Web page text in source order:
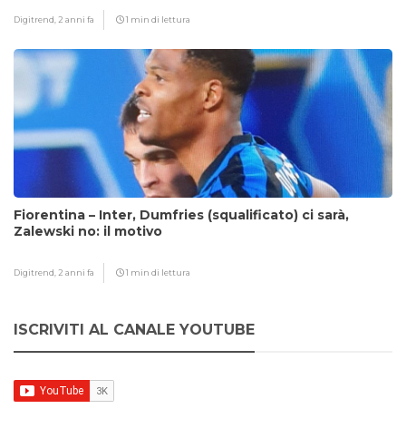
Digitrend, 2 anni fa 1 min di lettura
Fiorentina – Inter, Dumfries (squalificato) ci sarà,
Zalewski no: il motivo
Digitrend, 2 anni fa 1 min di lettura
ISCRIVITI AL CANALE YOUTUBE